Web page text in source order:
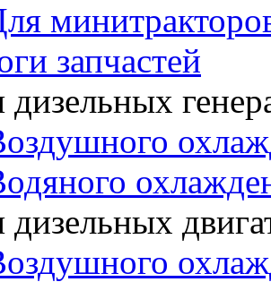
запчастей
дизельных